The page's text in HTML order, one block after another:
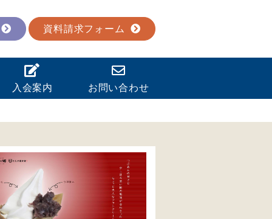
資料請求フォーム
入会案内 お問い合わせ